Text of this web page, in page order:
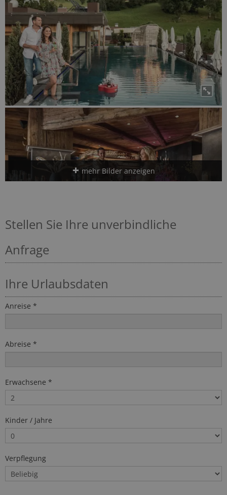
mehr Bilder anzeigen
Stellen Sie Ihre unverbindliche
Anfrage
Ihre Urlaubsdaten
Anreise *
Abreise *
Erwachsene *
Kinder / Jahre
Verpflegung